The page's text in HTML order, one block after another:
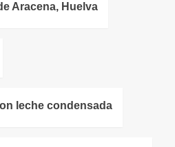
Aracena, Huelva
leche condensada